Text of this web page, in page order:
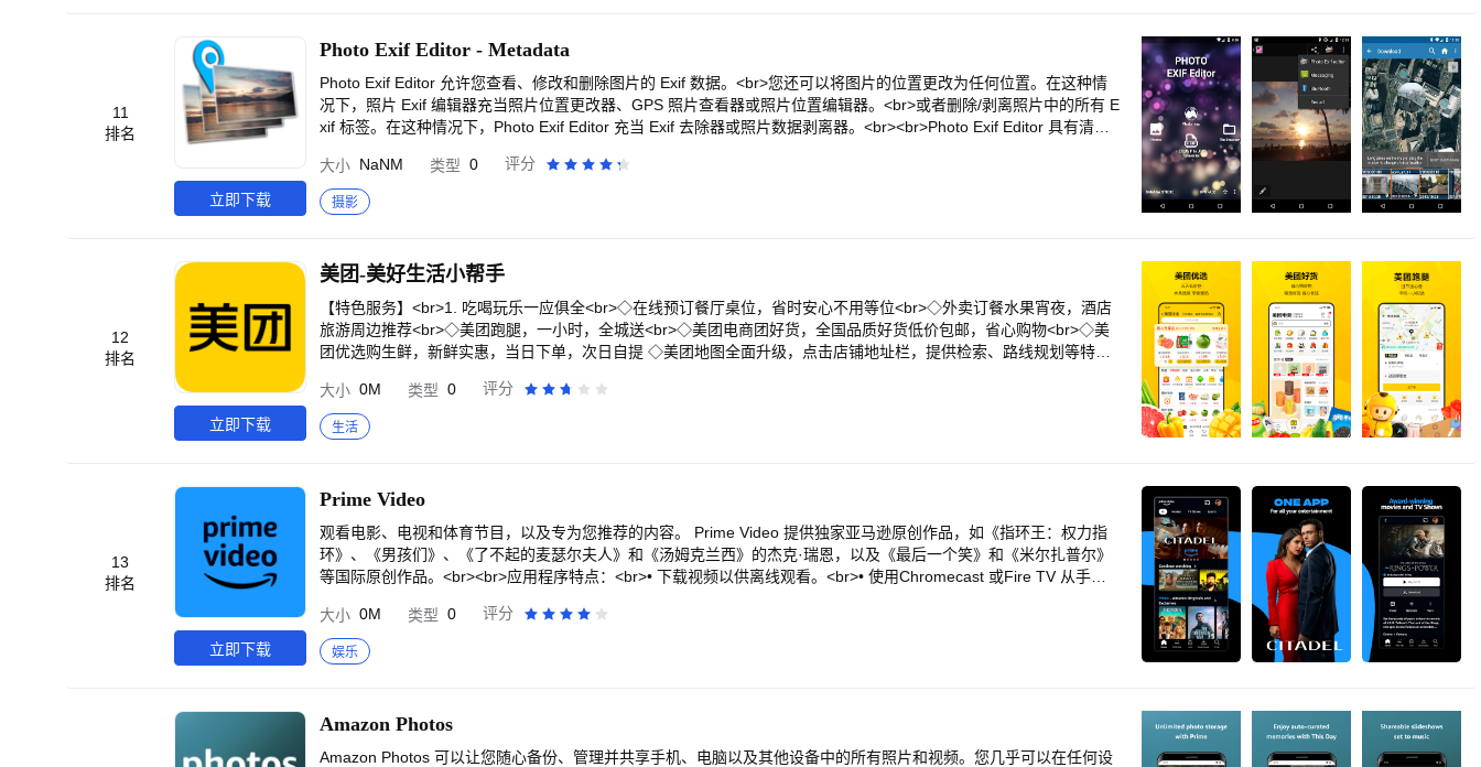
符合标准。<br><br>拍摄前请先阅读我们的拍照指南，以加快审核速度。
11
排名
立即下载
Photo Exif Editor - Metadata
Photo Exif Editor 允许您查看、修改和删除图片的 Exif 数据。<br>您还可以将图片的位置更改为任何位置。在这种情
况下，照片 Exif 编辑器充当照片位置更改器、GPS 照片查看器或照片位置编辑器。<br>或者删除/剥离照片中的所有 E
xif 标签。在这种情况下，Photo Exif Editor 充当 Exif 去除器或照片数据剥离器。<br><br>Photo Exif Editor 具有清晰
获得没有广告和更多功能的专业版。</b><br><br><b>通知</b><br><b>我们的应用程序“EXIF Pro - ExifTool for Andr
oid”的所有功能将很快合并到此应用程序中。它将包括编辑图片（JPG、PNG、RAW...）、音频、视频的功能，请耐心
等待！</b><br><br><b>Android 4.4 (Kitkat) 不允许非系统应用程序将文件写入外部 sdcard。请阅读更多内容：http
据是什么？</b><br>• 它包含相机设置，例如相机型号和品牌等静态信息，以及随每个图像变化的信息，例如方向（旋
转）、光圈、快门速度、焦距、测光模式和 ISO 速度信息。<br>• 它还包括用于保存照片拍摄位置信息的 GPS（全球
定位系统）标签。<br><br><b>照片 Exif 编辑器能做什么？</b><br>• 从 Android 图库或 Photo Exif Editor 的集成照
片浏览器浏览和查看 Exif 信息。<br>• 添加或更正使用谷歌地图拍摄照片的位置。<br>• 批量编辑多张照片。<br>• 删
除所有照片信息以保护您的隐私。<br>• 添加、修改、删除 EXIF 标签：<br>- GPS坐标/GPS位置<br>- 相机型号<br>-
r>- 还有更多标签...<br>• HEIF、AVIF 转换器<br>- 从 HEIF、HEIC、AVIF 图像转换为 JPEG 或 PNG（<i>保留 exif
数据</i>）<br>这是从我们的另一个应用程序“HEIC/HEIF/AVIF 2 JPG Converter”合并而来的<br>其他应用程序可以直
接将 HEIF、AVIF 图像共享到此应用程序以进行文件转换<br><br><br><br><b>支持的文件类型</b><br>- JPEG：读
<br>如果您遇到任何问题，想要新功能或有反馈以改进此应用程序，请随时通过支持电子邮件将其发送给我们：suppo
rt@xnano.net<br><br>权限说明：<br>- WiFi 权限：此应用程序需要网络连接才能加载地图（谷歌地图）。<br>- 位
置权限：这是允许地图识别您当前位置的可选权限。<br>-（Android 12+）管理媒体：授予此权限后，应用将不会在
每次保存时显示写入请求<br>-（Android 9+）媒体位置（媒体文件的地理位置）：需要读写文件的地理位置。<br><b
>我们不会在任何地方存储、收集或共享您的图像/数据的位置/信息！</b><br><br>例如，在应用程序“地图”的情况
下，地图上有一个按钮，当您点击它时，地图会移动到您当前的位置。<br>在 Android 6.0 (Marshmallow) 及更高版本
大小 NaNM 类型 0 评分
摄影
12
排名
立即下载
美团-美好生活小帮手
【特色服务】<br>1. 吃喝玩乐一应俱全<br>◇在线预订餐厅桌位，省时安心不用等位<br>◇外卖订餐水果宵夜，酒店
旅游周边推荐<br>◇美团跑腿，一小时，全城送<br>◇美团电商团好货，全国品质好货低价包邮，省心购物<br>◇美
团优选购生鲜，新鲜实惠，当日下单，次日自提 ◇美团地图全面升级，点击店铺地址栏，提供检索、路线规划等特色
票低价优质出行，全国汽车票在线预订更优惠<br>◇美团打车优惠不停，快车专车出租车便捷出发<br>◇美团单车电
单车免押金骑行，更优惠更便捷<br>◇查公交、查到站，车辆到站提前提醒，一站式安心乘公交<br><br>3. 全国影讯
在线选座<br>◇影院会员卡商家券，电影购票享超值更优惠<br>◇热映影片团购订座，大片预告电影抢先看起<br><br
美食、水果、鲜花、下午茶、超市百货<br>◇朋友轰趴：按摩足疗、KTV、桌游电玩；<br>◇旅游周边：机票、火车
票、景点门票、跟团游；<br>◇打车出行：美团打车，快车、专车、出租车；<br>◇美团单车：美团单车、美团电单
车；<br>◇品牌秒杀：产地果蔬、品牌食品、家居百货、一站购齐；<br><br>【产品简介】<br>美团、美团外卖、美
团酒店、猫眼电影，为您提供美食、外卖、电商、酒店、旅游、电影、KTV、机票、火车票、洗车养车等全面服务。
于美团】<br>美团网（meituan.com）成立于2010年3月4日，汇聚美食、外卖、酒店、旅游、电影等生活服务于一体
的综合信息网站。秉承消费者至上的价值观，在业内率先推出“7天内未消费无条件退款”和“美团券过期未消费无条件退
款”等消费者保障条款，为消费者放心消费提供权益保障。<br><br>【用户帮助】<br>感谢您使用美团手机客户端，使
大小 0M 类型 0 评分
生活
13
排名
立即下载
Prime Video
观看电影、电视和体育节目，以及专为您推荐的内容。 Prime Video 提供独家亚马逊原创作品，如《指环王：权力指
环》、《男孩们》、《了不起的麦瑟尔夫人》和《汤姆克兰西》的杰克·瑞恩，以及《最后一个笑》和《米尔扎普尔》
等国际原创作品。<br><br>应用程序特点：<br>• 下载视频以供离线观看。<br>• 使用Chromecast 或Fire TV 从手机
深入电影和电视节目的幕后（可用性因市场而异）。<br>• 创建或加入观看聚会，以便在观看电影和电视时与他人聊
天。<br>• 继续跨设备观看视频。<br><br>*Prime Video 上的内容和功能可用性可能因地区和/或设备而异。上面显示
的某些标题和功能可能在您所在的国家/地区不可用。<br><br>有关我们的使用条款和使用规则，请参阅 amazon.com/
大小 0M 类型 0 评分
娱乐
Amazon Photos
Amazon Photos 可以让您随心备份、管理并共享手机、电脑以及其他设备中的所有照片和视频。您几乎可以在任何设